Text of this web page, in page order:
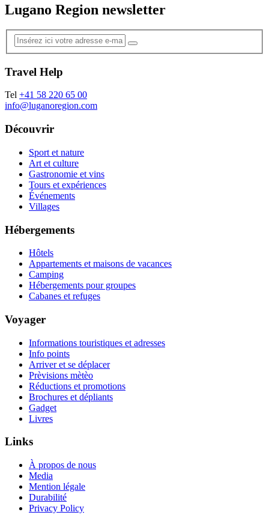
Lugano Region newsletter
Travel Help
Tel +41 58 220 65 00
info@luganoregion.com
Découvrir
Sport et nature
Art et culture
Gastronomie et vins
Tours et expériences
Événements
Villages
Hébergements
Hôtels
Appartements et maisons de vacances
Camping
Hébergements pour groupes
Cabanes et refuges
Voyager
Informations touristiques et adresses
Info points
Arriver et se déplacer
Prèvisions mètèo
Réductions et promotions
Brochures et dépliants
Gadget
Livres
Links
À propos de nous
Media
Mention légale
Durabilité
Privacy Policy